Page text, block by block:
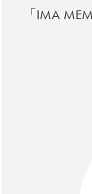
「IMA